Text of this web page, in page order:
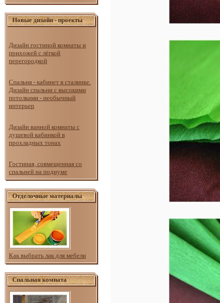
Новые дизайн - проекты
Дизайн гостиной комнаты и
прихожей с лёгкой
перегородкой
Спальня - кабинет в сталинке.
Дизайн спальни с высокими
потолками - необычный
интерьер
Дизайн ванной комнаты с
душевой кабинкой в
прохладных тонах
Гостиная, совмещенная со
спальней на подиуме
Отделочные материалы
Как выбрать лак для мебели
Спальная комната